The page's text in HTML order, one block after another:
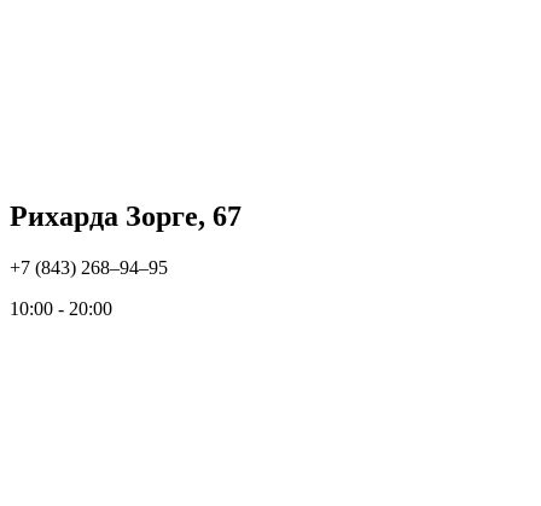
Рихарда Зорге, 67
+7 (843) 268‒94‒95
10:00 - 20:00